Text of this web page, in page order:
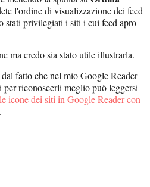
l'ordine di visualizzazione dei feed
stati privilegiati i siti i cui feed apro
ma credo sia stato utile illustrarla.
fatto che nel mio Google Reader
riconoscerli meglio può leggersi
icone dei siti in Google Reader con